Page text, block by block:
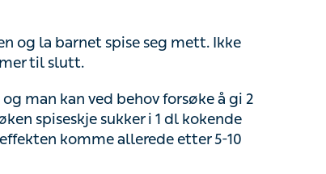
sukker i 1 dl kokende vann, som
lyder i form av støvsugere eller
i en kort periode på 1-3 uker